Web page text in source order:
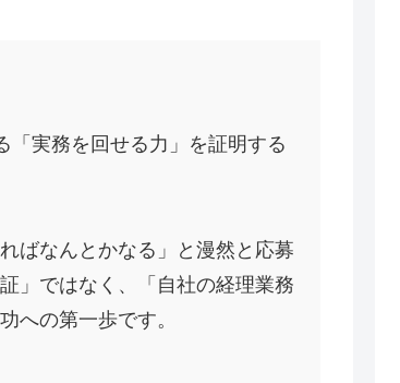
「実務を回せる力」を証明する
ばなんとかなる」と漫然と応募
」ではなく、「自社の経理業務
への第一歩です。